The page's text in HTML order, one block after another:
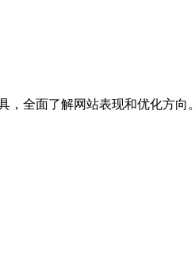
全面了解网站表现和优化方向。